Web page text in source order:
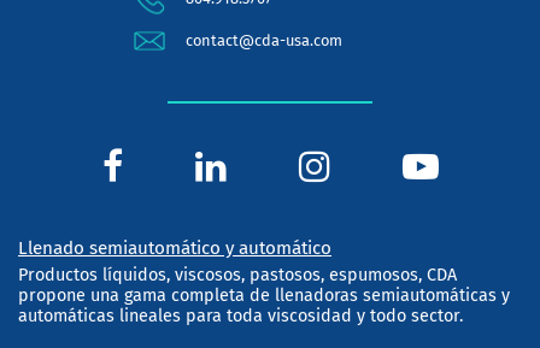
contact@cda-usa.com
Llenado semiautomático y automático
Productos líquidos, viscosos, pastosos, espumosos, CDA
propone una gama completa de llenadoras semiautomáticas y
automáticas lineales para toda viscosidad y todo sector.